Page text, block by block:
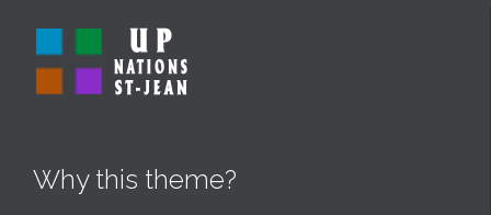
Why this theme?